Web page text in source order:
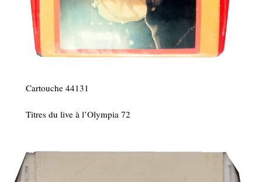
Cartouche 44131
Titres du live à l’Olympia 72